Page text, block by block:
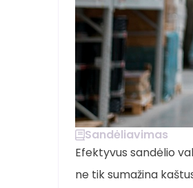
Sandėliavimas
Efektyvus sandėlio
ne tik sumažina